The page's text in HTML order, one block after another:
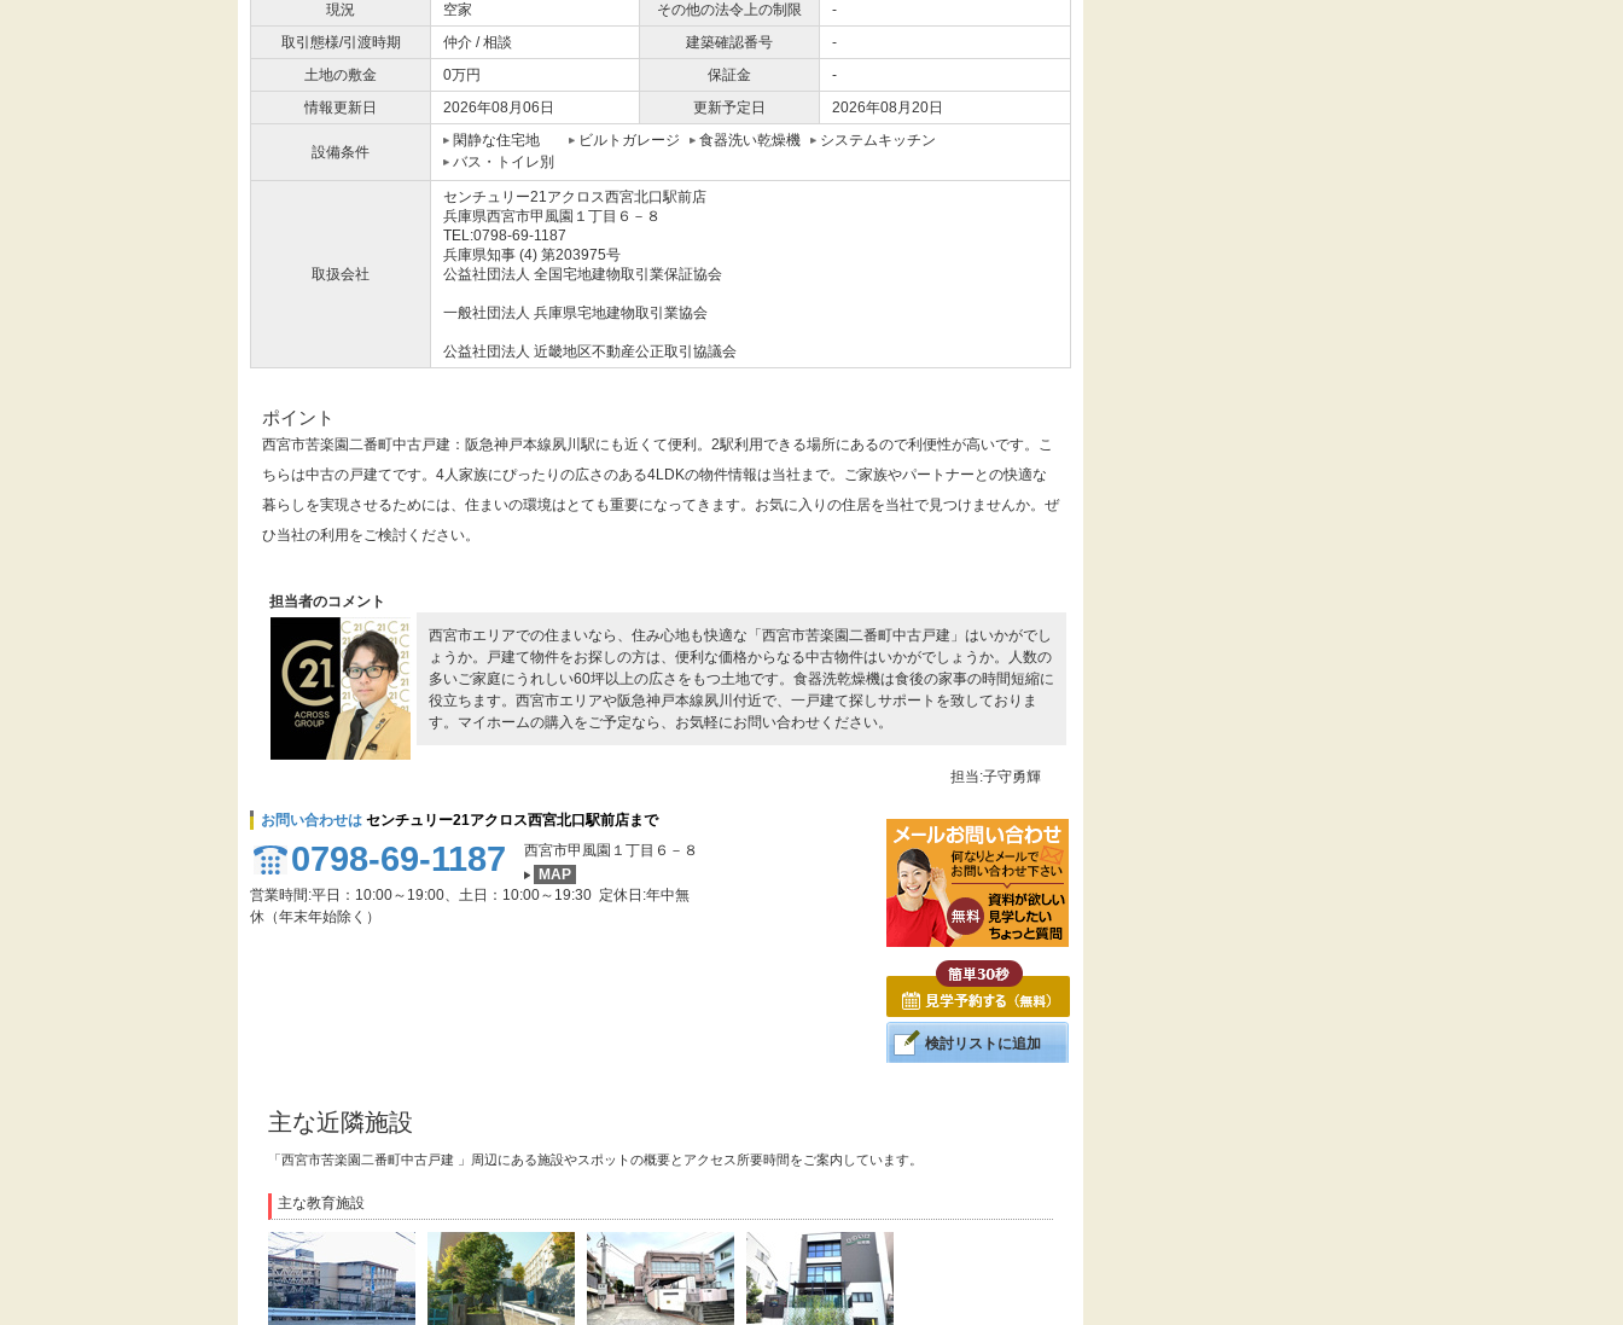
現況
空家 その他の法令上の制限
-
取引態様/引渡時期
仲介 / 相談 建築確認番号
-
土地の敷金
0万円 保証金
-
情報更新日
2026年08月06日 更新予定日 2026年08月20日
設備条件
閑静な住宅地 ビルトガレージ 食器洗い乾燥機
システムキッチン
バス・トイレ別
取扱会社
センチュリー21アクロス西宮北口駅前店
兵庫県西宮市甲風園１丁目６－８
TEL:0798-69-1187
兵庫県知事 (4) 第203975号
公益社団法人 全国宅地建物取引業保証協会
一般社団法人 兵庫県宅地建物取引業協会
公益社団法人 近畿地区不動産公正取引協議会
ポイント
西宮市苦楽園二番町中古戸建：阪急神戸本線夙川駅にも近くて便利。2駅利用できる場所にあるので利便性が高いです。こ
ちらは中古の戸建てです。4人家族にぴったりの広さのある4LDKの物件情報は当社まで。ご家族やパートナーとの快適な
暮らしを実現させるためには、住まいの環境はとても重要になってきます。お気に入りの住居を当社で見つけませんか。ぜ
ひ当社の利用をご検討ください。
担当者のコメント
西宮市エリアでの住まいなら、住み心地も快適な「西宮市苦楽園二番町中古戸建」はいかがでし
ょうか。戸建て物件をお探しの方は、便利な価格からなる中古物件はいかがでしょうか。人数の
多いご家庭にうれしい60坪以上の広さをもつ土地です。食器洗乾燥機は食後の家事の時間短縮に
役立ちます。西宮市エリアや阪急神戸本線夙川付近で、一戸建て探しサポートを致しておりま
す。マイホームの購入をご予定なら、お気軽にお問い合わせください。
担当:子守勇輝
お問い合わせは センチュリー21アクロス西宮北口駅前店まで
0798-69-1187
西宮市甲風園１丁目６－８
MAP
営業時間:平日：10:00～19:00、土日：10:00～19:30 定休日:年中無
休（年末年始除く）
検討リストに追加
主な近隣施設
「西宮市苦楽園二番町中古戸建 」周辺にある施設やスポットの概要とアクセス所要時間をご案内しています。
主な教育施設